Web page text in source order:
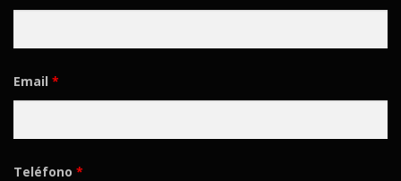
Email *
Teléfono *